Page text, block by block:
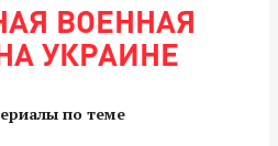
ВОЕННАЯ
УКРАИНЕ
по теме